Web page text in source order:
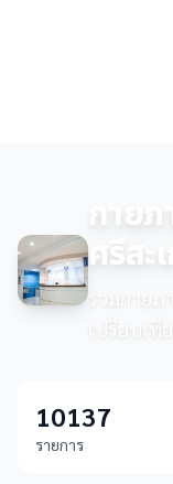
กาย
ศรีสะ
รวมกาย
เปรียบเ
10137
รายการ